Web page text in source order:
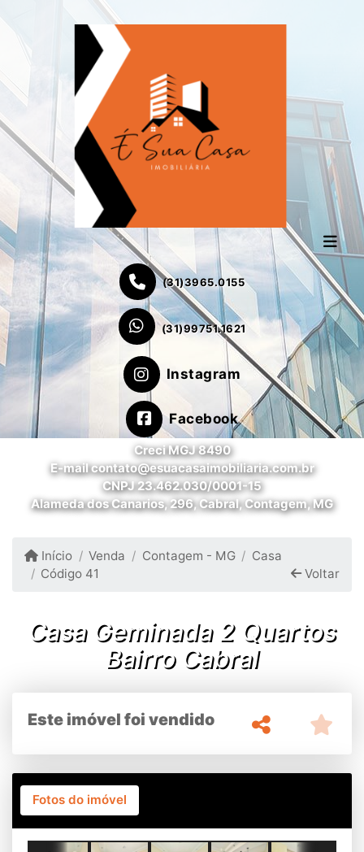
(31)3965.0155
(31)99751.1621
Instagram
Facebook
Creci MGJ 8490
E-mail contato@esuacasaimobiliaria.com.br
CNPJ 23.462.030/0001-15
Alameda dos Canarios, 296, Cabral, Contagem, MG
Início Venda Contagem - MG
Casa
Código 41
Voltar
Casa Geminada 2 Quartos
Bairro Cabral
Este imóvel foi vendido
Fotos do imóvel